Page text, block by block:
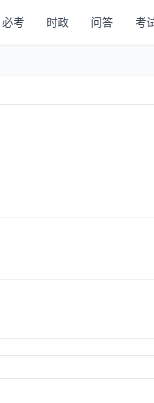
必考 时政 问答 考